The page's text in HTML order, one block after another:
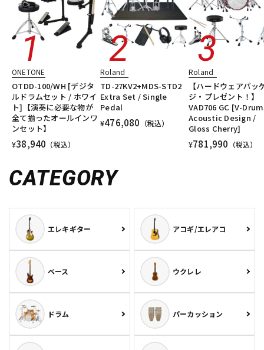
ONETONE
OTDD-100/WH [デジタ
ルドラムセット / ホワイ
ト]【演奏に必要な物が
全て揃ったオールインワ
ンセット】
¥38,940 （税込）
Roland
TD-27KV2+MDS-STD2
Extra Set / Single
Pedal
¥476,080 （税込）
Roland
【ハードウェアパッ
ジ・プレゼント！】
VAD706 GC [V-
Acoustic Design /
Gloss Cherry]
¥781,990 （税込）
CATEGORY
エレキギター アコギ/エレアコ
ベース ウクレレ
ドラム パーカッション